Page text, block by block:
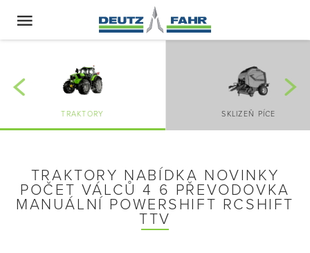
TRAKTORY SKLIZEŇ PÍCE
TRAKTORY NABÍDKA NOVINKY
POČET VÁLCŮ 4 6 PŘEVODOVKA
MANUÁLNÍ POWERSHIFT RCSHIFT
TTV